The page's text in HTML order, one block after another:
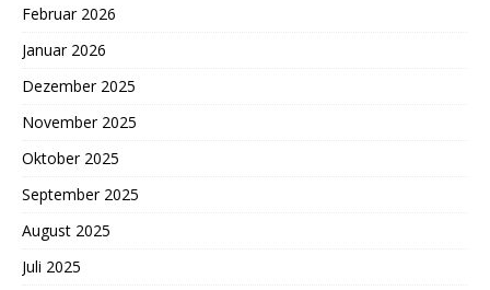
Februar 2026
Januar 2026
Dezember 2025
November 2025
Oktober 2025
September 2025
August 2025
Juli 2025